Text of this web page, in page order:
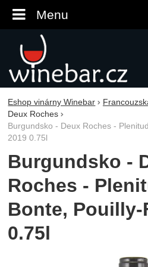
Menu
Eshop vinárny Winebar
Deux Roches
Burgundsko - Deux Roches -
2019 0.75l
Burgundsko -
Roches -
Bonte, Pouilly-
0.75l